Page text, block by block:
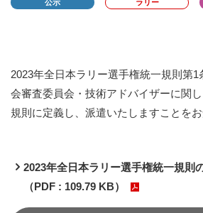
公示 ラリー
2023年全日本ラリー選手権統一規則第
会審査委員会・技術アドバイザーに関
規則に定義し、派遣いたしますことをお
2023年全日本ラリー選手権統一規則
（PDF : 109.79 KB）